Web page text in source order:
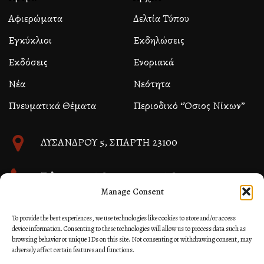
Manage Consent
To provide the best experiences, we use technologies like cookies to store and/or access
device information. Consenting to these technologies will allow us to process data such as
browsing behavior or unique IDs on this site. Not consenting or withdrawing consent, may
adversely affect certain features and functions.
Αφιερώματα
Δελτία Τύπου
Εγκύκλιοι
Εκδηλώσεις
Εκδόσεις
Ενοριακά
Νέα
Νεότητα
Πνευματικά Θέματα
Περιοδικό “Όσιος Νίκων”
ΛΥΣΑΝΔΡΟΥ 5, ΣΠΑΡΤΗ 23100
Τηλ. 27310 26580 και 27310 26581